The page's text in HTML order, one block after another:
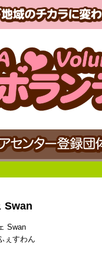
Swan
Swan
ぇすわん